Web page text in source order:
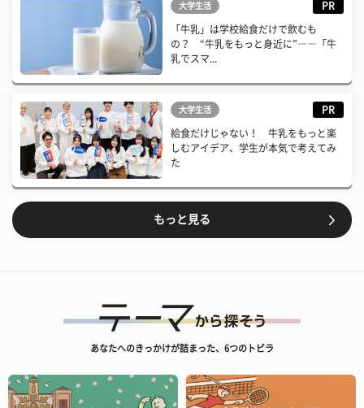
大学生活 PR
「牛乳」は学校給食だけで飲むも
の？ “牛乳をもっと身近に”――「牛
乳でスマ...
大学生活 PR
給食だけじゃない！ 牛乳をもっと楽
しむアイデア、学生が本気で考えてみ
た
もっと見る
あなたへのきっかけが詰まった、6つのトビラ